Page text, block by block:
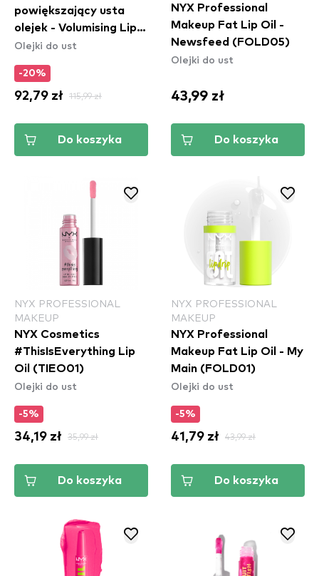
powiększający usta
olejek - Volumising Lip
Oil
Olejki do ust
-20%
92,79 zł 115,99 zł
Do koszyka
NYX Professional
Makeup Fat Lip Oil -
Newsfeed (FOLD05)
Olejki do ust
43,99 zł
Do koszyka
NYX PROFESSIONAL
MAKEUP
NYX Cosmetics
#ThisIsEverything Lip
Oil (TIEO01)
Olejki do ust
-5%
34,19 zł 35,99 zł
Do koszyka
NYX PROFESSIONAL
MAKEUP
NYX Professional
Makeup Fat Lip Oil - My
Main (FOLD01)
Olejki do ust
-5%
41,79 zł 43,99 zł
Do koszyka